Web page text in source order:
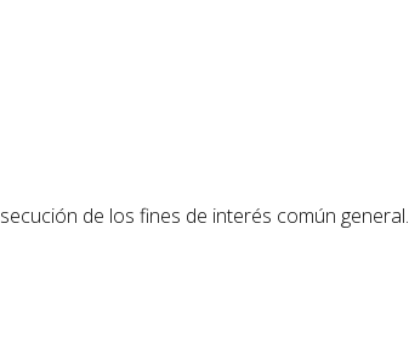
de los fines de interés común general.